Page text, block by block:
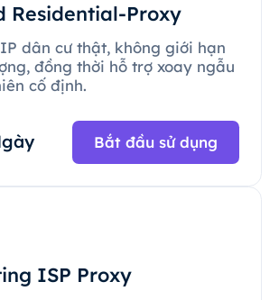
Residential-Proxy
dân cư thật, không giới hạn
đồng thời hỗ trợ xoay ngẫu
cố định.
Bắt đầu sử dụng
ISP Proxy